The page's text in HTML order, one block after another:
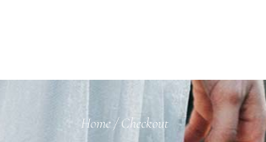
Home/Checkout